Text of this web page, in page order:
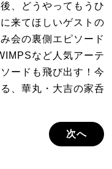
、どうやってもうひ
来てほしいゲストの
会の裏側エピソード
など人気アーテ
ードも飛び出す！今
、華丸・大吉の家呑
次へ